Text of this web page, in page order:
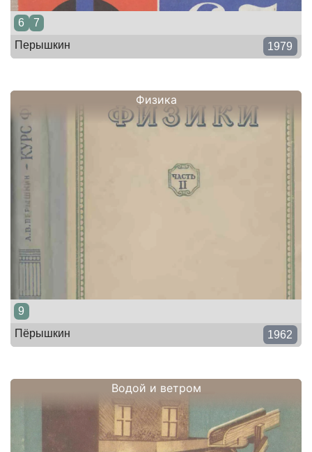
6
7
Перышкин
1979
Физика
9
Пёрышкин
1962
Водой и ветром